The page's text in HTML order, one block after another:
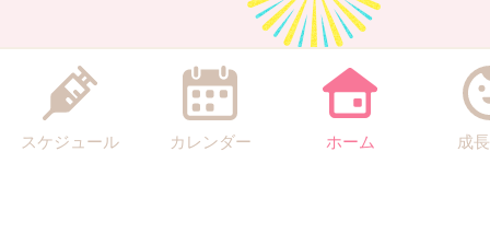
スケジュール カレンダー ホーム 成